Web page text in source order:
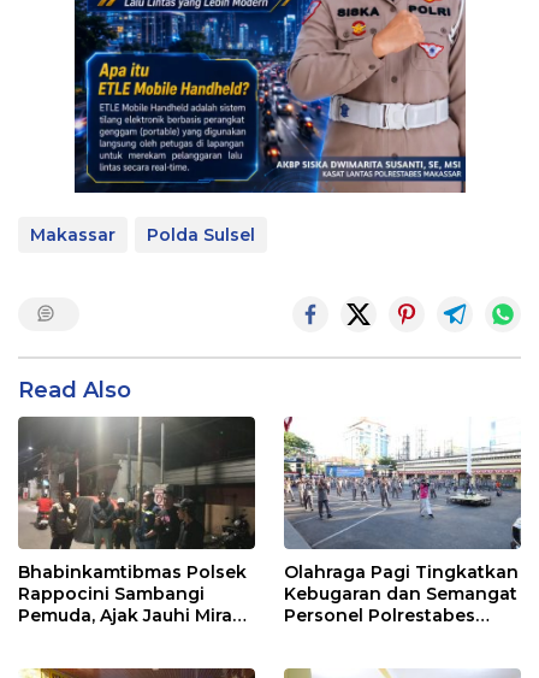
Makassar Polda Sulsel
Read Also
Bhabinkamtibmas Polsek
Rappocini Sambangi
Pemuda, Ajak Jauhi Miras,
Olahraga Pagi Tingkatkan
Kebugaran dan Semangat
Personel Polrestabes